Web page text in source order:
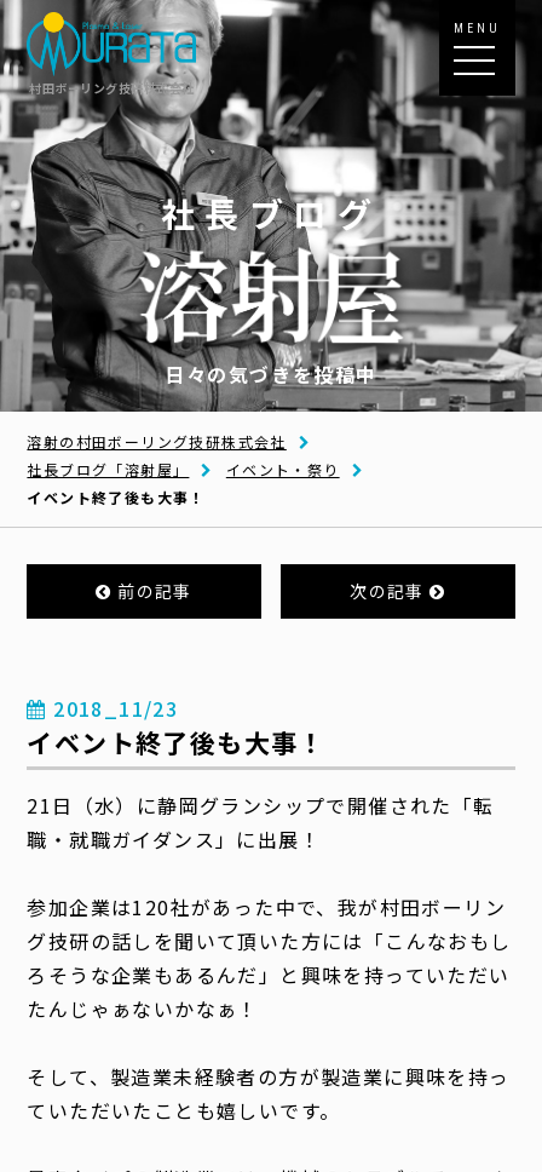
村田ボーリング技研株式会社
MENU
社長ブログ
日々の気づきを投稿中
溶射の村田ボーリング技研株式会社
社長ブログ「溶射屋」
イベント・祭り
イベント終了後も大事！
前の記事 次の記事
2018_11/23
イベント終了後も大事！
21日（水）に静岡グランシップで開催された「転
職・就職ガイダンス」に出展！
参加企業は120社があった中で、我が村田ボーリン
グ技研の話しを聞いて頂いた方には「こんなおもし
ろそうな企業もあるんだ」と興味を持っていただい
たんじゃぁないかなぁ！
そして、製造業未経験者の方が製造業に興味を持っ
ていただいたことも嬉しいです。